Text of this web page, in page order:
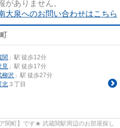
がありません。
大泉へのお問い合わせはこちら
関 」駅 徒歩12分
見 」駅 徒歩17分
柳沢 」駅 徒歩27分
北 ３丁目
関町】です★ 武蔵関駅周辺のお部屋探し